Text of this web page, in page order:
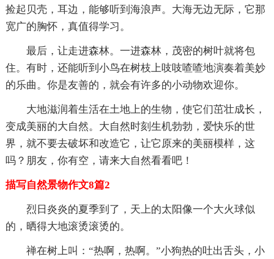
捡起贝壳，耳边，能够听到海浪声。大海无边无际，它那
宽广的胸怀，真值得学习。
最后，让走进森林。一进森林，茂密的树叶就将包
住。有时，还能听到小鸟在树枝上吱吱喳喳地演奏着美妙
的乐曲。你是友善的，就会有许多的小动物欢迎你。
大地滋润着生活在土地上的生物，使它们茁壮成长，
变成美丽的大自然。大自然时刻生机勃勃，爱快乐的世
界，就不要去破坏和改造它，让它原来的美丽模样，这
吗？朋友，你有空，请来大自然看看吧！
描写自然景物作文8篇2
烈日炎炎的夏季到了，天上的太阳像一个大火球似
的，晒得大地滚烫滚烫的。
禅在树上叫：“热啊，热啊。”小狗热的吐出舌头，小